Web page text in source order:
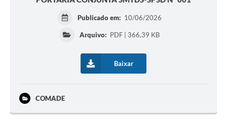
Publicado em: 10/06/2026
Arquivo: PDF | 366,39 KB
Baixar
COMADE